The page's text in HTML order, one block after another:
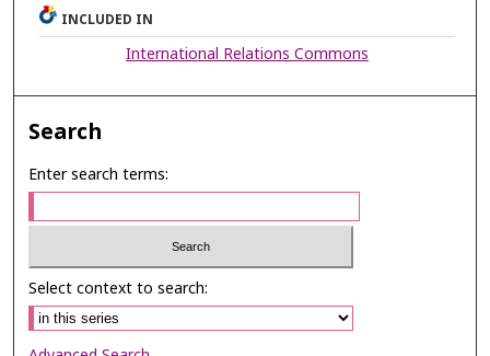
INCLUDED IN
International Relations Commons
Search
Enter search terms:
Select context to search: